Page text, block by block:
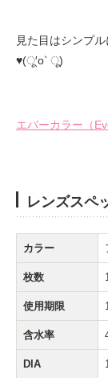
見た目はシンプ
♥(ू′o‵ ू)
エバーカラー（
レンズスペ
カラー
枚数
使用期限
含水率
DIA